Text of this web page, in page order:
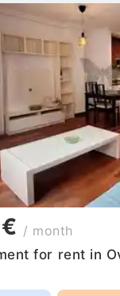
/ month
for rent in